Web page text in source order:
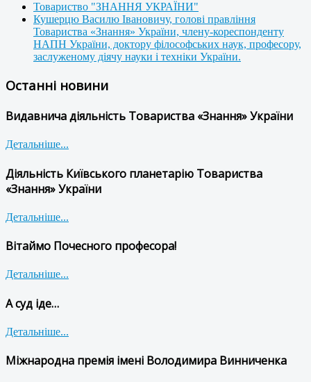
Товариство "ЗНАННЯ УКРАЇНИ"
Кушерцю Василю Івановичу, голові правління
Товариства «Знання» України, члену-кореспонденту
НАПН України, доктору філософських наук, професору,
заслуженому діячу науки і техніки України.
Останні новини
Видавнича діяльність Товариства «Знання» України
Детальніше...
Діяльність Київського планетарію Товариства
«Знання» України
Детальніше...
Вітаймо Почесного професора!
Детальніше...
А суд іде…
Детальніше...
Міжнародна премія імені Володимира Винниченка